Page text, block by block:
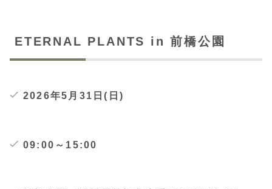
ETERNAL PLANTS in 前橋公園
2026年5月31日(日)
09:00～15:00